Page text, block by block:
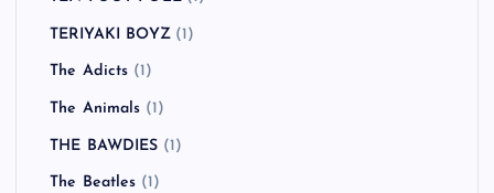
TERIYAKI BOYZ(1)
The Adicts (1)
The Animals (1)
THE BAWDIES (1)
The Beatles (1)